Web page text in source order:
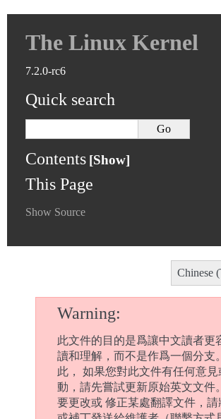
The Linux Kernel
7.2.0-rc6
Quick search
Contents
This Page
Show Source
Chinese
Warning
此文件的目的是爲讓中文讀者更
讀和理解，而不是作爲一個分支
此， 如果您對此文件有任何意見
動，請先嘗試更新原始英文文件
要更改或 修正某處翻譯文件，請